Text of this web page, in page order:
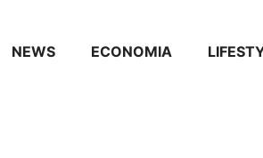
NEWS ECONOMIA